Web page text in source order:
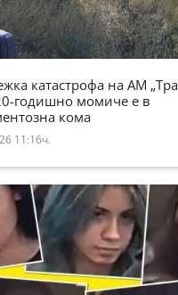
катастрофа на АМ
годишно момиче е в
кома
11:16ч.